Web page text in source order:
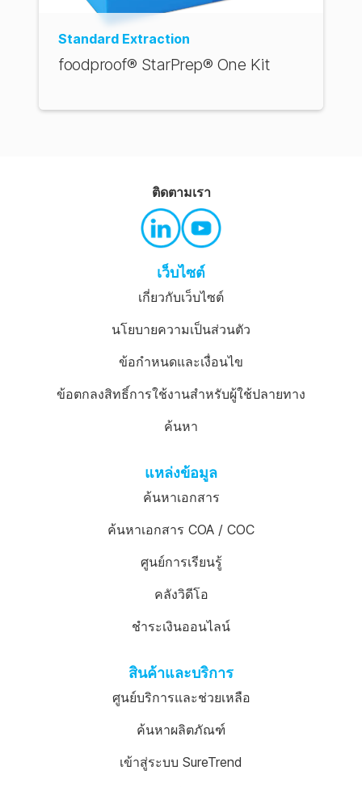
Standard Extraction
foodproof® StarPrep® One Kit
เว็บไซต์
เกี่ยวกับเว็บไซต์
นโยบายความเป็นส่วนตัว
ข้อกำหนดและเงื่อนไข
ข้อตกลงสิทธิ์การใช้งานสำหรับผู้ใช้ปลายทาง
ค้นหา
แหล่งข้อมูล
ค้นหาเอกสาร
ค้นหาเอกสาร COA / COC
ศูนย์การเรียนรู้
คลังวิดีโอ
ชำระเงินออนไลน์
สินค้าและบริการ
ศูนย์บริการและช่วยเหลือ
ค้นหาผลิตภัณฑ์
เข้าสู่ระบบ SureTrend
ติดตามเรา